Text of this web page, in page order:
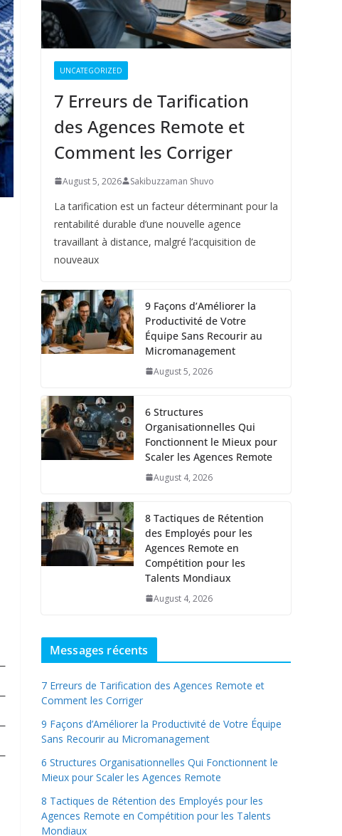
UNCATEGORIZED
7 Erreurs de Tarification
des Agences Remote et
Comment les Corriger
August 5, 2026 Sakibuzzaman Shuvo
La tarification est un facteur déterminant pour la
rentabilité durable d’une nouvelle agence
travaillant à distance, malgré l’acquisition de
nouveaux
9 Façons d’Améliorer la
Productivité de Votre
Équipe Sans Recourir au
Micromanagement
August 5, 2026
6 Structures
Organisationnelles Qui
Fonctionnent le Mieux pour
Scaler les Agences Remote
August 4, 2026
8 Tactiques de Rétention
des Employés pour les
Agences Remote en
Compétition pour les
Talents Mondiaux
August 4, 2026
Messages récents
7 Erreurs de Tarification des Agences Remote et
Comment les Corriger
9 Façons d’Améliorer la Productivité de Votre Équipe
Sans Recourir au Micromanagement
6 Structures Organisationnelles Qui Fonctionnent le
Mieux pour Scaler les Agences Remote
8 Tactiques de Rétention des Employés pour les
Agences Remote en Compétition pour les Talents
Mondiaux